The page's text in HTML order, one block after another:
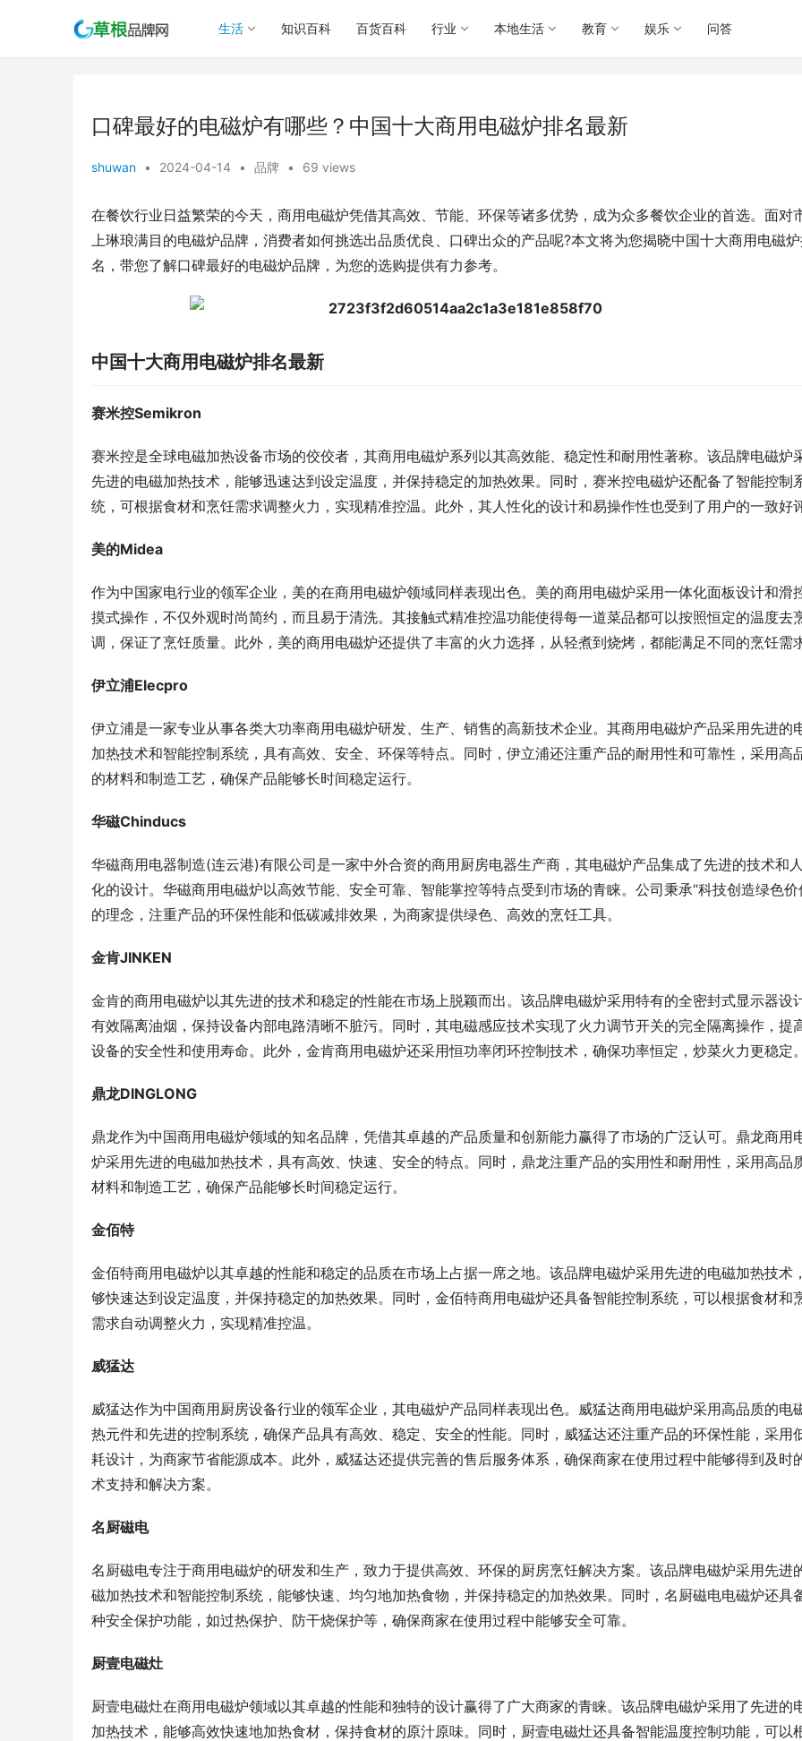
生活 知识百科 百货百科 行业 本地生活 教育 娱乐 问答
口碑最好的电磁炉有哪些？中国十大商用电磁炉排名最新
shuwan • 2024-04-14 • 品牌 • 69 views
在餐饮行业日益繁荣的今天，商用电磁炉凭借其高效、节能、环保等诸多优势，成为众多餐饮企业的首选。面对
上琳琅满目的电磁炉品牌，消费者如何挑选出品质优良、口碑出众的产品呢?本文将为您揭晓中国十大商用电磁
名，带您了解口碑最好的电磁炉品牌，为您的选购提供有力参考。
中国十大商用电磁炉排名最新
赛米控Semikron
赛米控是全球电磁加热设备市场的佼佼者，其商用电磁炉系列以其高效能、稳定性和耐用性著称。该品牌电磁炉
先进的电磁加热技术，能够迅速达到设定温度，并保持稳定的加热效果。同时，赛米控电磁炉还配备了智能控制
统，可根据食材和烹饪需求调整火力，实现精准控温。此外，其人性化的设计和易操作性也受到了用户的一致好评
美的Midea
作为中国家电行业的领军企业，美的在商用电磁炉领域同样表现出色。美的商用电磁炉采用一体化面板设计和滑
摸式操作，不仅外观时尚简约，而且易于清洗。其接触式精准控温功能使得每一道菜品都可以按照恒定的温度去
调，保证了烹饪质量。此外，美的商用电磁炉还提供了丰富的火力选择，从轻煮到烧烤，都能满足不同的烹饪需求
伊立浦Elecpro
伊立浦是一家专业从事各类大功率商用电磁炉研发、生产、销售的高新技术企业。其商用电磁炉产品采用先进的
加热技术和智能控制系统，具有高效、安全、环保等特点。同时，伊立浦还注重产品的耐用性和可靠性，采用高
的材料和制造工艺，确保产品能够长时间稳定运行。
华磁Chinducs
华磁商用电器制造(连云港)有限公司是一家中外合资的商用厨房电器生产商，其电磁炉产品集成了先进的技术和
化的设计。华磁商用电磁炉以高效节能、安全可靠、智能掌控等特点受到市场的青睐。公司秉承“科技创造绿色价
的理念，注重产品的环保性能和低碳减排效果，为商家提供绿色、高效的烹饪工具。
金肯JINKEN
金肯的商用电磁炉以其先进的技术和稳定的性能在市场上脱颖而出。该品牌电磁炉采用特有的全密封式显示器设
有效隔离油烟，保持设备内部电路清晰不脏污。同时，其电磁感应技术实现了火力调节开关的完全隔离操作，提
设备的安全性和使用寿命。此外，金肯商用电磁炉还采用恒功率闭环控制技术，确保功率恒定，炒菜火力更稳定。
鼎龙DINGLONG
鼎龙作为中国商用电磁炉领域的知名品牌，凭借其卓越的产品质量和创新能力赢得了市场的广泛认可。鼎龙商用
炉采用先进的电磁加热技术，具有高效、快速、安全的特点。同时，鼎龙注重产品的实用性和耐用性，采用高品
材料和制造工艺，确保产品能够长时间稳定运行。
金佰特
金佰特商用电磁炉以其卓越的性能和稳定的品质在市场上占据一席之地。该品牌电磁炉采用先进的电磁加热技术
够快速达到设定温度，并保持稳定的加热效果。同时，金佰特商用电磁炉还具备智能控制系统，可以根据食材和
需求自动调整火力，实现精准控温。
威猛达
威猛达作为中国商用厨房设备行业的领军企业，其电磁炉产品同样表现出色。威猛达商用电磁炉采用高品质的电
热元件和先进的控制系统，确保产品具有高效、稳定、安全的性能。同时，威猛达还注重产品的环保性能，采用
耗设计，为商家节省能源成本。此外，威猛达还提供完善的售后服务体系，确保商家在使用过程中能够得到及时
术支持和解决方案。
名厨磁电
名厨磁电专注于商用电磁炉的研发和生产，致力于提供高效、环保的厨房烹饪解决方案。该品牌电磁炉采用先进
磁加热技术和智能控制系统，能够快速、均匀地加热食物，并保持稳定的加热效果。同时，名厨磁电电磁炉还具
种安全保护功能，如过热保护、防干烧保护等，确保商家在使用过程中能够安全可靠。
厨壹电磁灶
厨壹电磁灶在商用电磁炉领域以其卓越的性能和独特的设计赢得了广大商家的青睐。该品牌电磁炉采用了先进的
加热技术，能够高效快速地加热食材，保持食材的原汁原味。同时，厨壹电磁灶还具备智能温度控制功能，可以